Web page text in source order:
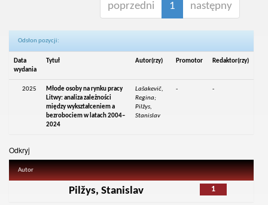
poprzedni 1 następny
Odsłon pozycji:
Data
wydania
Tytuł Autor(rzy) Promotor Redaktor(rzy)
2025
Młode osoby na rynku pracy
Litwy: analiza zależności
między wykształceniem a
bezrobociem w latach 2004–
2024
Lašakevič,
Regina;
Pilžys,
Stanislav
- -
Odkryj
Autor
1
Pilžys, Stanislav